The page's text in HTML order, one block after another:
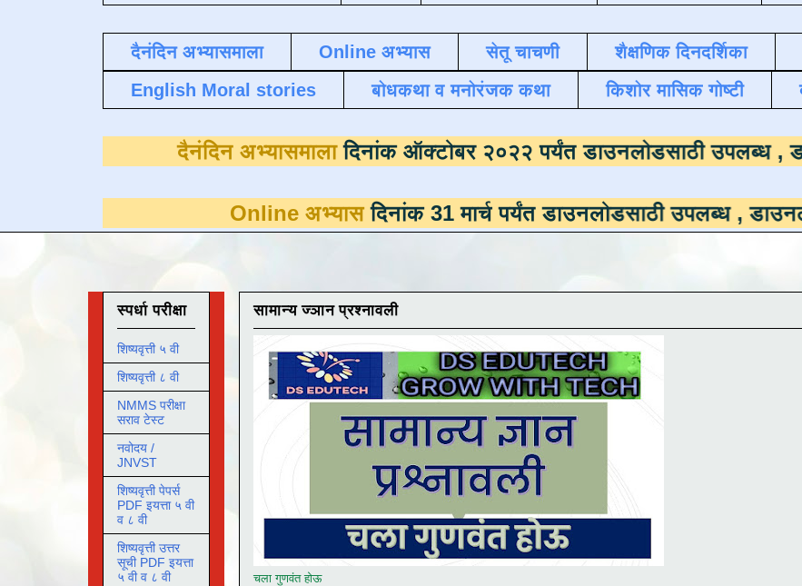
दैनंदिन अभ्यासमाला Online अभ्यास सेतू चाचणी शैक्षणिक दिनदर्शिका
English Moral stories
बोधकथा व मनोरंजक कथा किशोर मासिक गोष्टी
दैनंदिन अभ्यासमालादिनांक ऑक्टोबर २०२२ पर्यंत
Online अभ्यासदिनांक 31 मार्च पर्यंत डाउनलोडसाठी उपलब्ध ,डाउनलोड
सामान्य ज्ञान प्रश्नावली
चला गुणवंत होऊ
स्पर्धा परीक्षा
शिष्यवृत्ती ५ वी
शिष्यवृत्ती ८ वी
NMMS परीक्षा
सराव टेस्ट
नवोदय /
JNVST
शिष्यवृत्ती पेपर्स
PDF इयत्ता ५ वी
व ८ वी
शिष्यवृत्ती उत्तर
सूची PDF इयत्ता
५ वी व ८ वी